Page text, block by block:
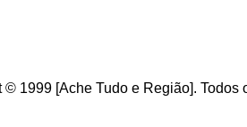
© 1999 [Ache Tudo e Região]. Todos